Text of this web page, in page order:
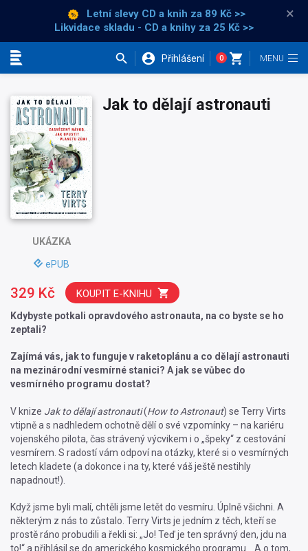
Letní slevy CD a knih za 89 Kč >>
Likvidace skladu - CD a knihy za 25 Kč >>
×
Přihlášení 0
UKÁZKA
ePUB
Jak to dělají astronauti
Kdybyste potkali opravdového astronauta, na co byste se ho
zeptali?
Zajímá vás, jak to funguje v raketoplánu a co dělají astronauti
na mezinárodní vesmírné stanici? A jak se vůbec do
vesmírného programu dostat?
V knize Jak to dělají astronauti(How to Astronaut) se Terry Virts
vtipně a s nadhledem ochotně dělí o své vzpomínky – na kariéru
vojenského pilota, čas strávený výcvikem i o „špeky“ z cestování
vesmírem. S radostí vám odpoví na otázky, které si o vesmírných
letech kladete (a dokonce i na ty, které váš ještě nestihly
napadnout!).
Když jsme byli malí, chtěli jsme letět do vesmíru. Úplně všichni. A
některým z nás to zůstalo. Terry Virts je jedním z těch, kteří se
prostě ráno probudili a řekli si: „Jo! Teď je ten správný den, jdu na
to!“ a přihlásil se do amerického kosmického programu… A o tom,
329 Kč KOUPIT E-KNIHU